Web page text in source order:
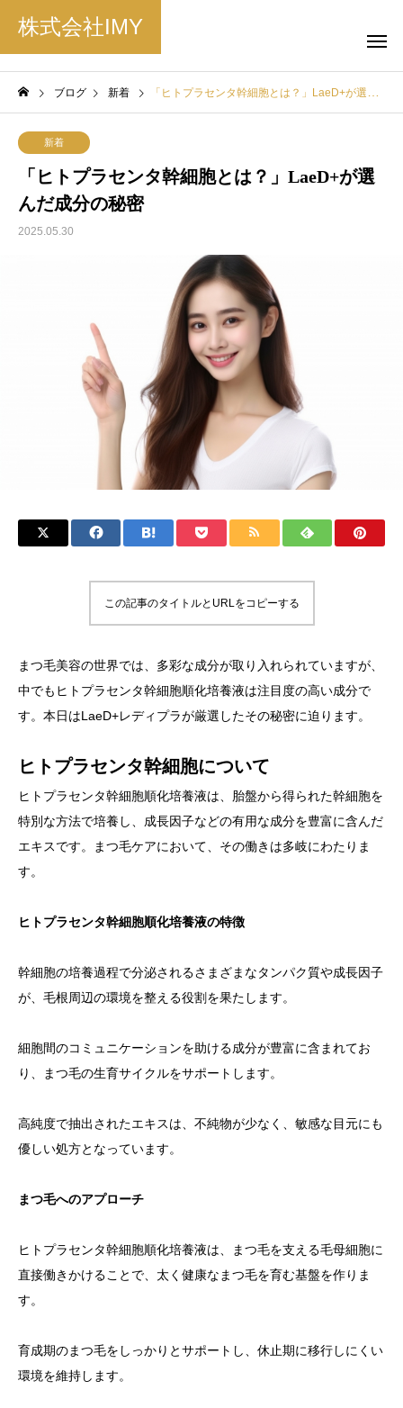
株式会社IMY
ブログ 新着 「ヒトプラセンタ幹細胞とは？」LaeD+が選んだ成分の秘密
新着
「ヒトプラセンタ幹細胞とは？」LaeD+が選
んだ成分の秘密
2025.05.30
この記事のタイトルとURLをコピーする
まつ毛美容の世界では、多彩な成分が取り入れられていますが、
中でもヒトプラセンタ幹細胞順化培養液は注目度の高い成分で
す。本日はLaeD+レディプラが厳選したその秘密に迫ります。
ヒトプラセンタ幹細胞について
ヒトプラセンタ幹細胞順化培養液は、胎盤から得られた幹細胞を
特別な方法で培養し、成長因子などの有用な成分を豊富に含んだ
エキスです。まつ毛ケアにおいて、その働きは多岐にわたりま
す。
ヒトプラセンタ幹細胞順化培養液の特徴
幹細胞の培養過程で分泌されるさまざまなタンパク質や成長因子
が、毛根周辺の環境を整える役割を果たします。
細胞間のコミュニケーションを助ける成分が豊富に含まれてお
り、まつ毛の生育サイクルをサポートします。
高純度で抽出されたエキスは、不純物が少なく、敏感な目元にも
優しい処方となっています。
まつ毛へのアプローチ
ヒトプラセンタ幹細胞順化培養液は、まつ毛を支える毛母細胞に
直接働きかけることで、太く健康なまつ毛を育む基盤を作りま
す。
育成期のまつ毛をしっかりとサポートし、休止期に移行しにくい
環境を維持します。